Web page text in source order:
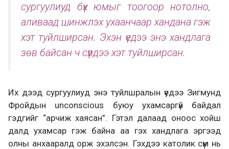
сургуулиуд бүх юмыг тоогоор нотолно,
аливаад шинжлэх ухаанчаар хандана гэж
хэт туйлширсан. Эхэн үедээ энэ хандлага
зөв байсан ч сүүлдээ хэт туйлширсан.
Их дээд сургуулиуд энэ туйлшралын үедээ Зигмунд
Фройдын unconscious буюу ухамсаргүй байдал
гэдгийг “арчиж хаясан”. Гэтэл далаад оноос хойш
далд ухамсар гэж байна аа гэх хандлага эргээд
олны анхааралд орж эхэлсэн. Гэхдээ католик сүм нь